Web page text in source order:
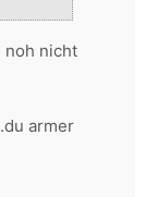
noh nicht
armer